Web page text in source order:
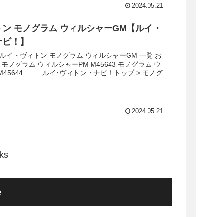
2024.05.21
モノグラム ウィルシャーGM【ルイ・
！】
イ・ヴィトン モノグラム ウィルシャーGM 一覧 お
グラム ウィルシャーPM M45643 モノグラム ウ
M45644 ルイ･ヴィトン・ナビ！トップ > モノグ
2024.05.21